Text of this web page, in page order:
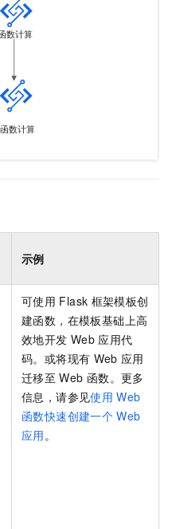
示例
可使用 Flask 框架模板创
建函数，在模板基础上高
效地开发 Web 应用代
码。或将现有 Web 应用
迁移至 Web 函数。更多
信息，请参见使用 Web
函数快速创建一个 Web
应用。